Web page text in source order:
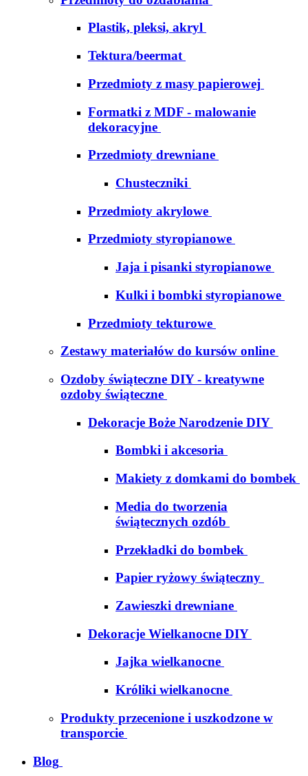
Plastik, pleksi, akryl
Tektura/beermat
Przedmioty z masy papierowej
Formatki z MDF - malowanie
dekoracyjne
Przedmioty drewniane
Chusteczniki
Przedmioty akrylowe
Przedmioty styropianowe
Jaja i pisanki styropianowe
Kulki i bombki styropianowe
Przedmioty tekturowe
Zestawy materiałów do kursów online
Ozdoby świąteczne DIY - kreatywne
ozdoby świąteczne
Dekoracje Boże Narodzenie DIY
Bombki i akcesoria
Makiety z domkami do bombek
Media do tworzenia
świątecznych ozdób
Przekładki do bombek
Papier ryżowy świąteczny
Zawieszki drewniane
Dekoracje Wielkanocne DIY
Jajka wielkanocne
Króliki wielkanocne
Produkty przecenione i uszkodzone w
transporcie
Blog